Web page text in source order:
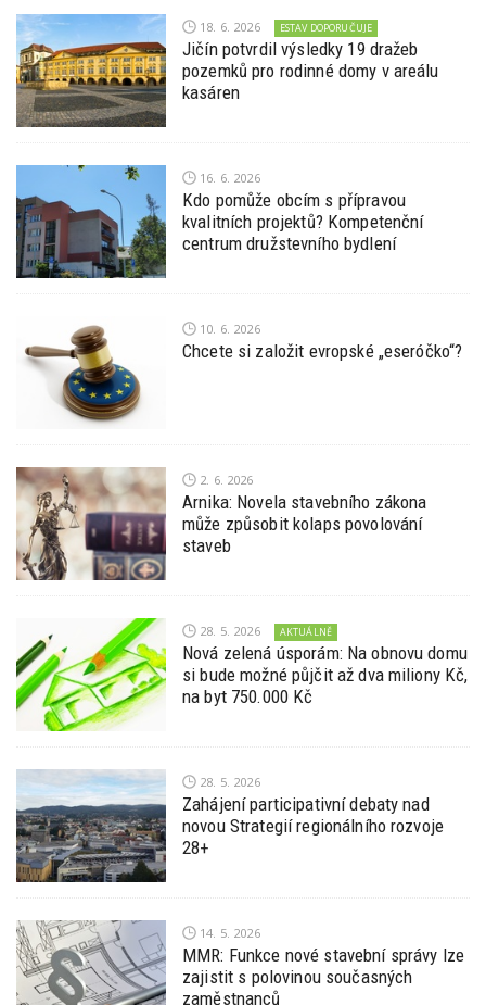
18. 6. 2026 ESTAV DOPORUČUJE
Jičín potvrdil výsledky 19 dražeb
pozemků pro rodinné domy v areálu
kasáren
16. 6. 2026
Kdo pomůže obcím s přípravou
kvalitních projektů? Kompetenční
centrum družstevního bydlení
10. 6. 2026
Chcete si založit evropské „eseróčko“?
2. 6. 2026
Arnika: Novela stavebního zákona
může způsobit kolaps povolování
staveb
28. 5. 2026 AKTUÁLNĚ
Nová zelená úsporám: Na obnovu domu
si bude možné půjčit až dva miliony Kč,
na byt 750.000 Kč
28. 5. 2026
Zahájení participativní debaty nad
novou Strategií regionálního rozvoje
28+
14. 5. 2026
MMR: Funkce nové stavební správy lze
zajistit s polovinou současných
zaměstnanců